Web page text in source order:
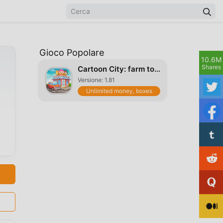
Gioco Popolare
Cartoon City: farm to village
Versione: 1.81
Unlimited money, boxes
10.6M
Shares